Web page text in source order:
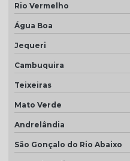
Rio Vermelho
Água Boa
Jequeri
Cambuquira
Teixeiras
Mato Verde
Andrelândia
São Gonçalo do Rio Abaixo